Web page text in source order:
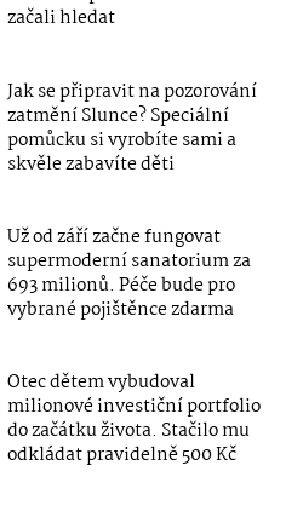
začali hledat
Jak se připravit na pozorování
zatmění Slunce? Speciální
pomůcku si vyrobíte sami a
skvěle zabavíte děti
Už od září začne fungovat
supermoderní sanatorium za
693 milionů. Péče bude pro
vybrané pojištěnce zdarma
Otec dětem vybudoval
milionové investiční portfolio
do začátku života. Stačilo mu
odkládat pravidelně 500 Kč